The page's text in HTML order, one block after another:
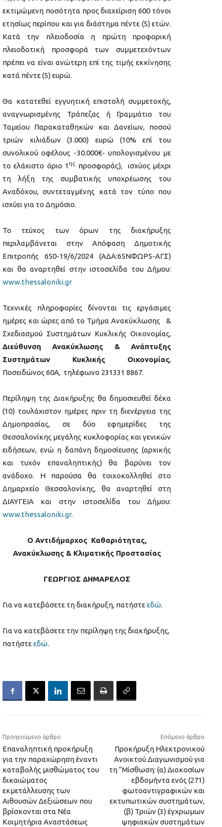
εκτιμώμενη ποσότητα προς διαχείριση 600 τόνοι
ετησίως περίπου και για διάστημα πέντε (5) ετών.
Κατά την πλειοδοσία η πρώτη προφορική
πλειοδοτική προσφορά των συμμετεχόντων
πρέπει να είναι ανώτερη επί της τιμής εκκίνησης
κατά πέντε (5) ευρώ.
Θα κατατεθεί εγγυητική επιστολή συμμετοχής,
αναγνωρισμένης Τράπεζας ή Γραμμάτιο του
Ταμείου Παρακαταθηκών και Δανείων, ποσού
τριών χιλιάδων (3.000) ευρώ (10% επί του
συνολικού οφέλους -30.000€- υπολογισμένου με
το ελάχιστο όριο 1ης προσφοράς), ισχύος μέχρι
τη λήξη της συμβατικής υποχρέωσης του
Αναδόχου, συντεταγμένης κατά τον τύπο που
ισχύει για το Δημόσιο.
Το τεύχος των όρων της διακήρυξης
περιλαμβάνεται στην Απόφαση Δημοτικής
Επιτροπής 650-19/6/2024 (ΑΔΑ:65ΝΦΩΡ5-ΑΓΣ)
και θα αναρτηθεί στην ιστοσελίδα του Δήμου:
www.thessaloniki.gr
Τεχνικές πληροφορίες δίνονται τις εργάσιμες
ημέρες και ώρες από το Τμήμα Ανακύκλωσης &
Σχεδιασμού Συστημάτων Κυκλικής Οικονομίας,
Διεύθυνση Ανακύκλωσης & Ανάπτυξης
Συστημάτων Κυκλικής Οικονομίας,
Ποσειδώνος 60Α, τηλέφωνο 231331 8867.
Περίληψη της Διακήρυξης θα δημοσιευθεί δέκα
(10) τουλάχιστον ημέρες πριν τη διενέργεια της
Δημοπρασίας, σε δύο εφημερίδες της
Θεσσαλονίκης μεγάλης κυκλοφορίας και γενικών
ειδήσεων, ενώ η δαπάνη δημοσίευσης (αρχικής
και τυχόν επαναληπτικής) θα βαρύνει τον
ανάδοχο. Η παρούσα θα τοιχοκολληθεί στο
Δημαρχείο Θεσσαλονίκης, θα αναρτηθεί στη
ΔΙΑΥΓΕΙΑ και στην ιστοσελίδα του Δήμου:
www.thessaloniki.gr.
Ο Αντιδήμαρχος Καθαριότητας,
Ανακύκλωσης & Κλιματικής Προστασίας
ΓΕΩΡΓΙΟΣ ΔΗΜΑΡΕΛΟΣ
Για να κατεβάσετε τη διακήρυξη, πατήστεεδώ.
Για να κατεβάσετε την περίληψη της διακήρυξης,
πατήστεεδώ.
Προηγούμενο άρθρο
Επαναληπτική προκήρυξη
για την παραχώρηση έναντι
καταβολής μισθώματος του
δικαιώματος
εκμετάλλευσης των
Αιθουσών Δεξιώσεων που
βρίσκονται στα Νέα
Κοιμητήρια Αναστάσεως
Επόμενο άρθρο
Προκήρυξη Ηλεκτρονικού
Ανοικτού Διαγωνισμού για
τη “Μίσθωση: (α) Διακοσίων
εβδομήντα ενός (271)
φωτοαντιγραφικών και
εκτυπωτικών συστημάτων,
(β) Τριών (3) έγχρωμων
ψηφιακών συστημάτων